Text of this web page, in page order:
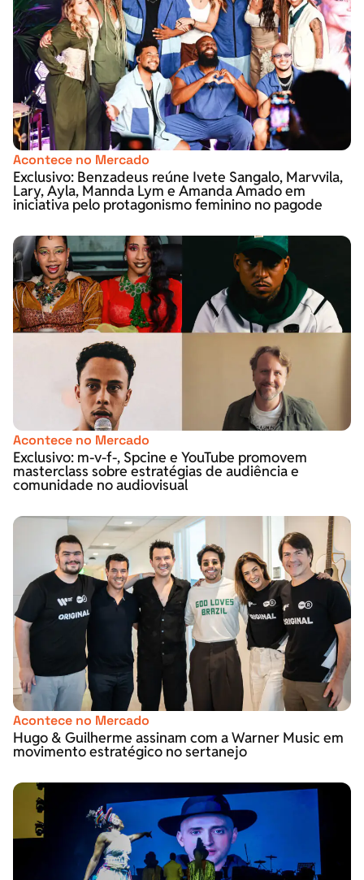
Acontece no Mercado
Exclusivo: Benzadeus reúne Ivete Sangalo, Marvvila,
Lary, Ayla, Mannda Lym e Amanda Amado em
iniciativa pelo protagonismo feminino no pagode
Acontece no Mercado
Exclusivo: m-v-f-, Spcine e YouTube promovem
masterclass sobre estratégias de audiência e
comunidade no audiovisual
Acontece no Mercado
Hugo & Guilherme assinam com a Warner Music em
movimento estratégico no sertanejo